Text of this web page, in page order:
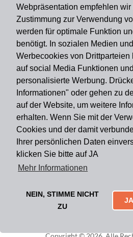
Webpräsentation empfehlen wir
Zustimmung zur Verwendung
werden für optimale Funktion
benötigt. In sozialen Medien
Werbecookies von Drittparteien
auf social Media Funktionen
personalisierte Werbung.
Informationen" oder gehen zu
auf der Website, um weitere
erhalten. Wenn Sie mit der
Cookies und der damit
Ihrer persönlichen Daten
klicken Sie bitte auf JA
Mehr Informationen
NEIN, STIMME NICHT
ZU
Zahlungsart
Versandart
Du findest uns auch auf
Informationen
Impressum Widerruf
Mytailor croodles